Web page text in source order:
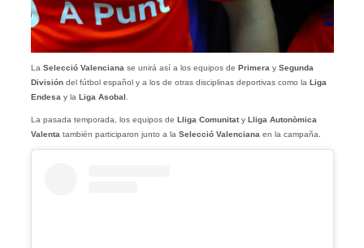
La Selecció Valenciana se unirá así a los equipos de Primera y Segunda
Divisióndel fútbol español y a los de otras disciplinas deportivas como la Liga
Endesa y la Liga Asobal
La pasada temporada, los equipos de Lliga Comunitaty Lliga Autonòmica
Valenta también participaron junto a la Selecció Valenciana en la campaña.